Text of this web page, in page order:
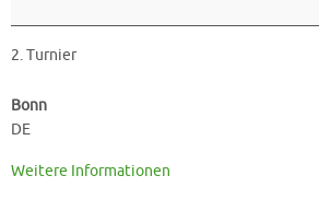
2025/2026
2. Turnier
Bonn
DE
Weitere Informationen